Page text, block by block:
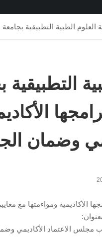
العلوم الطبية التطبيقية
وضمان
الأكاديمية ومواءمتها مع
مجلس الاعتماد الأكاديمي